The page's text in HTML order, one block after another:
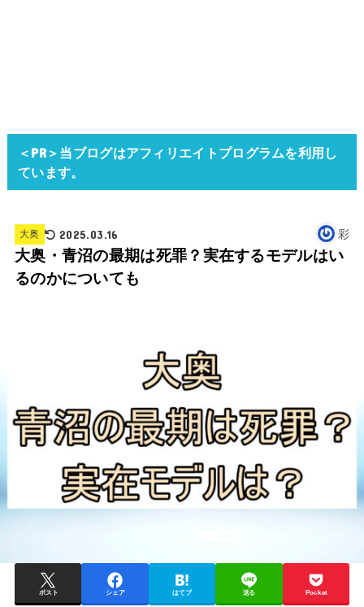
＜PR＞当ブログはアフィリエイトプログラムを利用し
ています。
大奥 2025.03.16 彩
大奥・青沼の最期は死罪？実在するモデルはい
るのかについても
ポスト シェア はてブ 送る Pocket